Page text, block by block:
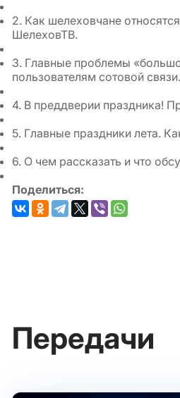
2. Как шелеховчане
ШелеховТВ.
3. Главные проблемы
пользователям сотовой связи.
4. В преддверии праздника!
5. Главные праздники лета.
6. О чем рассказать и что
Поделиться:
Передачи